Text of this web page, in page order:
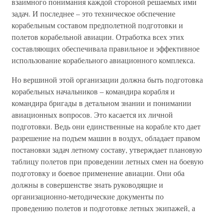
задач. И последнее – это техническое обспечение
корабельным составом предполетной подготовки и
полетов корабельной авиации. Отработка всех этих
составляющих обеспечивала правильное и эффективное
использование корабельного авиационного комплекса.
Но вершиной этой организации должна быть подготовка
корабельных начальников – командира корабля и
командира бригады в детальном знании и понимании
авиационных вопросов. Это касается их личной
подготовки. Ведь они единственные на корабле кто дает
разрешение на подъем машин в воздух, обладает правом
постановки задач летному составу, утверждает плановую
таблицу полетов при проведении летных смен на боевую
подготовку и боевое применение авиации. Они оба
должны в совершенстве знать руководящие и
организационно-методические документы по
проведению полетов и подготовке летных экипажей, а